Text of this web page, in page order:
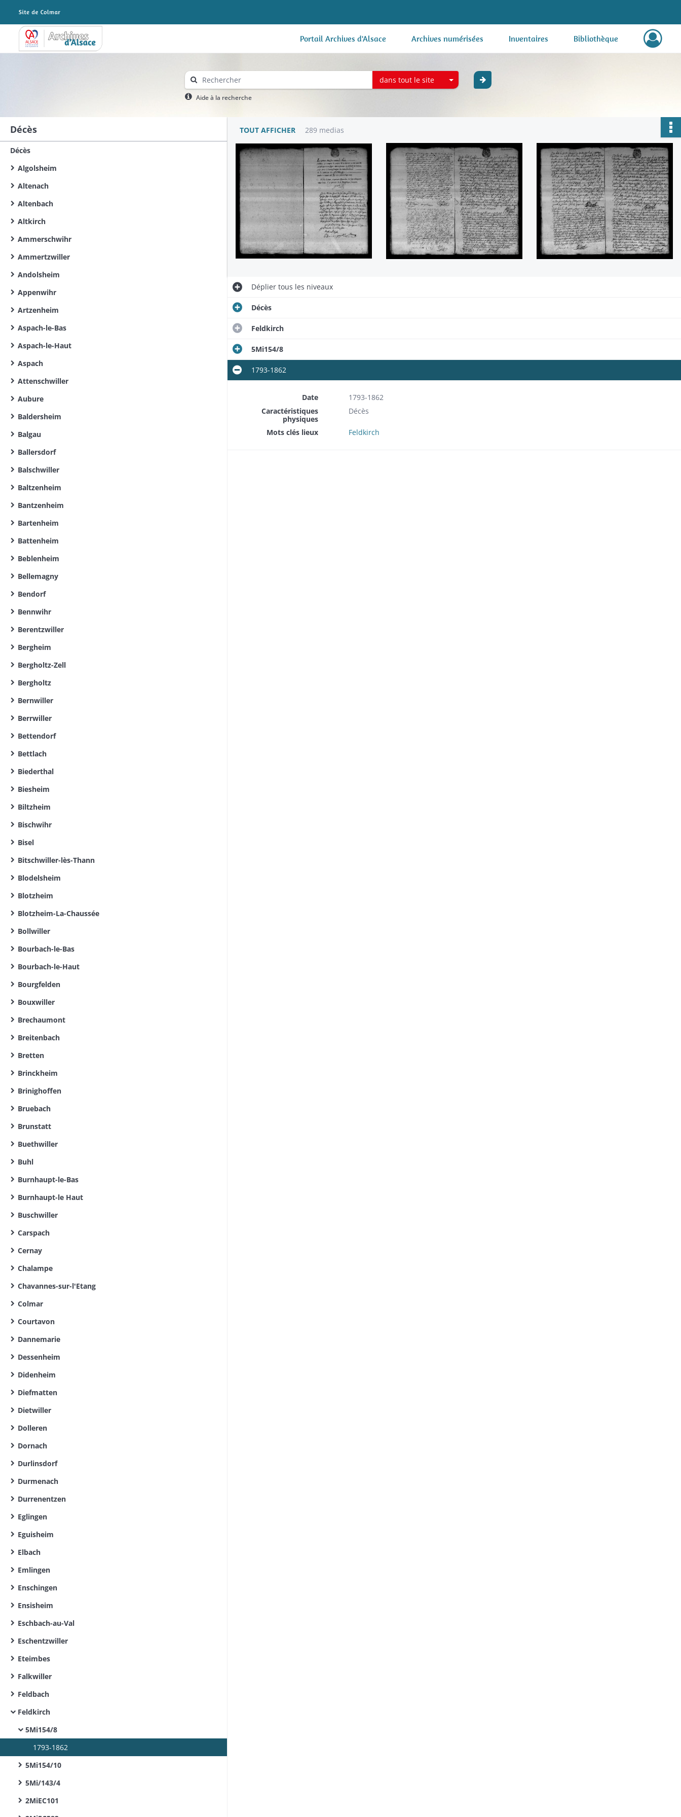
Archives Alsace - Colmar Portail Archives d'Alsace Archives numérisées Inventaires Bibliothèque
dans tout le site
Aide à la recherche
Décès
Décès
Algolsheim
Altenach
Altenbach
Altkirch
Ammerschwihr
Ammertzwiller
Andolsheim
Appenwihr
Artzenheim
Aspach-le-Bas
Aspach-le-Haut
Aspach
Attenschwiller
Aubure
Baldersheim
Balgau
Ballersdorf
Balschwiller
Baltzenheim
Bantzenheim
Bartenheim
Battenheim
Beblenheim
Bellemagny
Bendorf
Bennwihr
Berentzwiller
Bergheim
Bergholtz-Zell
Bergholtz
Bernwiller
Berrwiller
Bettendorf
Bettlach
Biederthal
Biesheim
Biltzheim
Bischwihr
Bisel
Bitschwiller-lès-Thann
Blodelsheim
Blotzheim
Blotzheim-La-Chaussée
Bollwiller
Bourbach-le-Bas
Bourbach-le-Haut
Bourgfelden
Bouxwiller
Brechaumont
Breitenbach
Bretten
Brinckheim
Brinighoffen
Bruebach
Brunstatt
Buethwiller
Buhl
Burnhaupt-le-Bas
Burnhaupt-le Haut
Buschwiller
Carspach
Cernay
Chalampe
Chavannes-sur-l'Etang
Colmar
Courtavon
Dannemarie
Dessenheim
Didenheim
Diefmatten
Dietwiller
Dolleren
Dornach
Durlinsdorf
Durmenach
Durrenentzen
Eglingen
Eguisheim
Elbach
Emlingen
Enschingen
Ensisheim
Eschbach-au-Val
Eschentzwiller
Eteimbes
Falkwiller
Feldbach
Feldkirch
5Mi154/8
1793-1862
5Mi154/10
5Mi/143/4
2MiEC101
TOUT AFFICHER 289 medias
Dépliertous les niveaux
Décès
Feldkirch
5Mi154/8
1793-1862
Date
1793-1862
Caractéristiques
physiques
Décès
Mots clés lieux Feldkirch